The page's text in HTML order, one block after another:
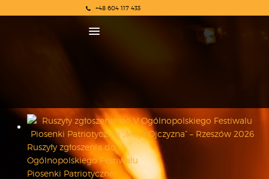
+48 604 117 433
O NAS
REKRUTACJA
OSIĄGNIĘCIA
Ruszyły zgłoszenia do V
Ogólnopolskiego Festiwalu
Piosenki Patriotycznej